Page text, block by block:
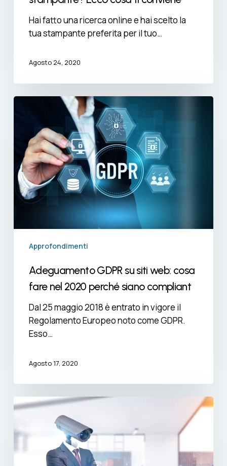
Hai fatto una ricerca online e hai scelto la
tua stampante preferita per il tuo…
Agosto 24, 2020
Adeguamento
GDPR
siti
web:
cosa
fare
nel
2020
compliant
Approfondimenti
Adeguamento GDPR su siti web: cosa
fare nel 2020 perché siano compliant
Dal 25 maggio 2018 è entrato in vigore il
Regolamento Europeo noto come GDPR.
Esso…
Agosto 17, 2020
Videoconferenza
privacy:
arginare